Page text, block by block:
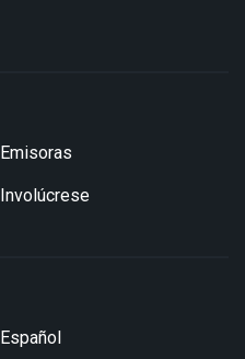
Emisoras
Involúcrese
Español